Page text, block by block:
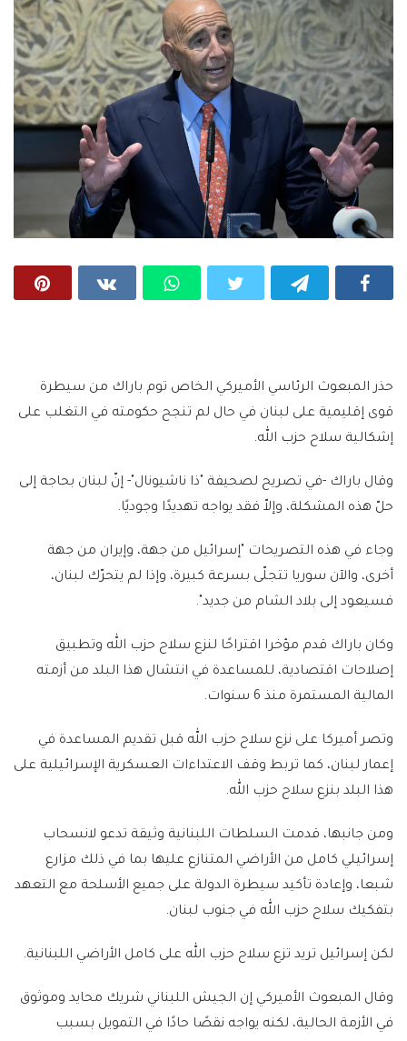
حذر المبعوث الرئاسي الأميركي الخاص توم باراك من سيطرة
قوى إقليمية على لبنان في حال لم تنجح حكومته في التغلب على
إشكالية سلاح حزب الله.
وقال باراك -في تصريح لصحيفة "ذا ناشيونال"- إنّ لبنان بحاجة إلى
حلّ هذه المشكلة، وإلاّ فقد يواجه تهديدًا وجوديًا.
وجاء في هذه التصريحات "إسرائيل من جهة، وإيران من جهة
أخرى، والآن سوريا تتجلّى بسرعة كبيرة، وإذا لم يتحرّك لبنان،
فسيعود إلى بلاد الشام من جديد".
وكان باراك قدم مؤخرا اقتراحًا لنزع سلاح حزب الله وتطبيق
إصلاحات اقتصادية، للمساعدة في انتشال هذا البلد من أزمته
المالية المستمرة منذ 6 سنوات.
وتصر أميركا على نزع سلاح حزب الله قبل تقديم المساعدة في
إعمار لبنان، كما تربط وقف الاعتداءات العسكرية الإسرائيلية على
هذا البلد بنزع سلاح حزب الله.
ومن جانبها، قدمت السلطات اللبنانية وثيقة تدعو لانسحاب
إسرائيلي كامل من الأراضي المتنازع عليها بما في ذلك مزارع
شبعا، وإعادة تأكيد سيطرة الدولة على جميع الأسلحة مع التعهد
بتفكيك سلاح حزب الله في جنوب لبنان.
لكن إسرائيل تريد تزع سلاح حزب الله على كامل الأراضي اللبنانية.
وقال المبعوث الأميركي إن الجيش اللبناني شريك محايد وموثوق
في الأزمة الحالية، لكنه يواجه نقصًا حادًا في التمويل بسبب